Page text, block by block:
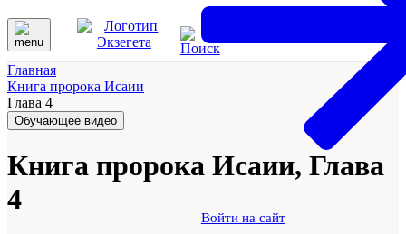
Войти на сайт
Главная
Книга пророка Исаии
Глава 4
Обучающее видео
Книга пророка Исаии, Глава
4